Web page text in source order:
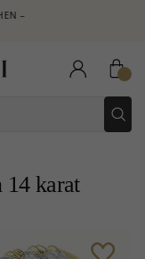
karat